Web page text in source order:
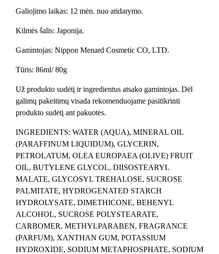
/
s
ž
i
s
k
r
e
m
a
s
v
e
i
d
u
Galiojimo laikas: 12 mėn. nuo atidarymo.
Kilmės šalis: Japonija.
Gamintojas: Nippon Menard Cosmetic CO, LTD.
Tūris: 86ml/ 80g
Už produkto sudėtį ir ingredientus atsako gamintojas. Dėl
galimų pakeitimų visada rekomenduojame pasitikrinti
produkto sudėtį ant pakuotės.
INGREDIENTS: WATER (AQUA), MINERAL OIL
(PARAFFINUM LIQUIDUM), GLYCERIN,
PETROLATUM, OLEA EUROPAEA (OLIVE) FRUIT
OIL, BUTYLENE GLYCOL, DIISOSTEARYL
MALATE, GLYCOSYL TREHALOSE, SUCROSE
PALMITATE, HYDROGENATED STARCH
HYDROLYSATE, DIMETHICONE, BEHENYL
ALCOHOL, SUCROSE POLYSTEARATE,
CARBOMER, METHYLPARABEN, FRAGRANCE
(PARFUM), XANTHAN GUM, POTASSIUM
HYDROXIDE, SODIUM METAPHOSPHATE, SODIUM